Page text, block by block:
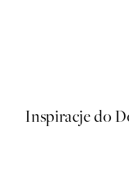
Inspiracje do